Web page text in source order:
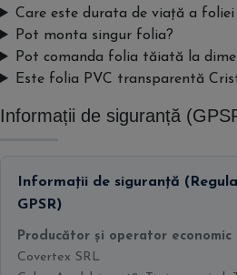
Care este durata de viață a foliei
Pot monta singur folia?
Pot comanda folia tăiată la
Este folia PVC transparentă
Informații de siguranță
Informații de siguranță
GPSR)
Producător și operator economic
Covertex SRL